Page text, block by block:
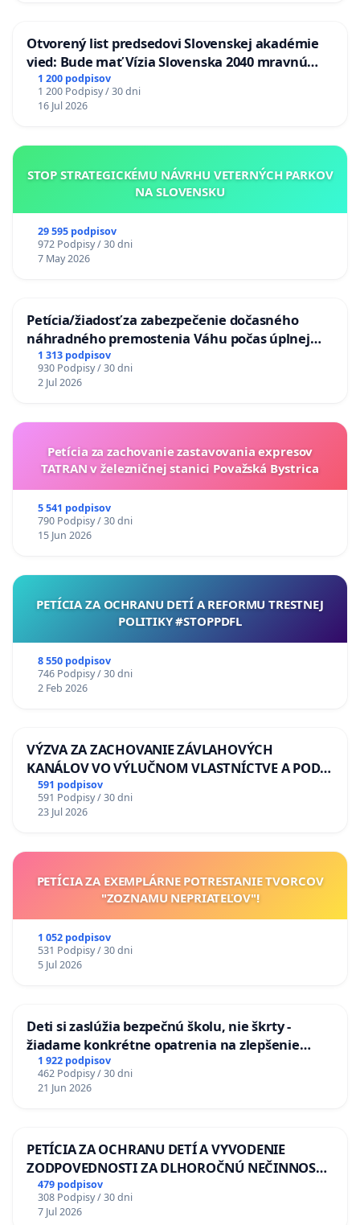
Otvorený list predsedovi Slovenskej akadémie
vied: Bude mať Vízia Slovenska 2040 mravnú
chrbticu?
1 200 podpisov
1 200 Podpisy / 30 dni
16 Jul 2026
STOP STRATEGICKÉMU NÁVRHU VETERNÝCH PARKOV
NA SLOVENSKU
29 595 podpisov
972 Podpisy / 30 dni
7 May 2026
Petícia/žiadosť za zabezpečenie dočasného
náhradného premostenia Váhu počas úplnej
uzávery Vážskeho mosta v Komárne
1 313 podpisov
930 Podpisy / 30 dni
2 Jul 2026
Petícia za zachovanie zastavovania expresov
TATRAN v železničnej stanici Považská Bystrica
5 541 podpisov
790 Podpisy / 30 dni
15 Jun 2026
PETÍCIA ZA OCHRANU DETÍ A REFORMU TRESTNEJ
POLITIKY #STOPPDFL
8 550 podpisov
746 Podpisy / 30 dni
2 Feb 2026
VÝZVA ZA ZACHOVANIE ZÁVLAHOVÝCH
KANÁLOV VO VÝLUČNOM VLASTNÍCTVE A POD
KONTROLOU SLOVENSKEJ REPUBLIKY & žiadosť
na riešenie zanedbaného stavu závlahových a
odvodňovacích kanálov na Slovensku
591 podpisov
591 Podpisy / 30 dni
23 Jul 2026
PETÍCIA ZA EXEMPLÁRNE POTRESTANIE TVORCOV
"ZOZNAMU NEPRIATEĽOV"!
1 052 podpisov
531 Podpisy / 30 dni
5 Jul 2026
Deti si zaslúžia bezpečnú školu, nie škrty -
žiadame konkrétne opatrenia na zlepšenie
situácie v školstve
1 922 podpisov
462 Podpisy / 30 dni
21 Jun 2026
PETÍCIA ZA OCHRANU DETÍ A VYVODENIE
ZODPOVEDNOSTI ZA DLHOROČNÚ NEČINNOSŤ
A ZLYHANIE ŠTÁTU
479 podpisov
308 Podpisy / 30 dni
7 Jul 2026